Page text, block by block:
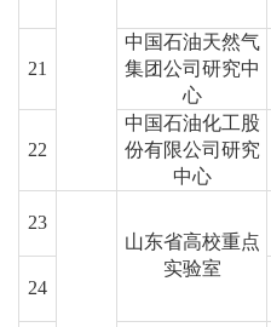
21
中国石油天然气
集团公司研究中
心
22
中国石油化工股
份有限公司研究
中心
23
山东省高校重点
实验室
24